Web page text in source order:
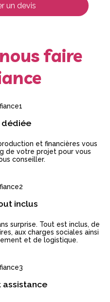
un devis
faire
dédiée
et financières vous
de votre projet pour vous
conseiller.
inclus
surprise. Tout est inclus, de
aux charges sociales ainsi
et de logistique.
assistance